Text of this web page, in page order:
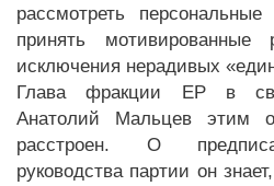
рассмотреть
принять
исключения нерадивых
Глава фракции ЕР в
Анатолий Мальцев этим
расстроен. О
руководства партии он